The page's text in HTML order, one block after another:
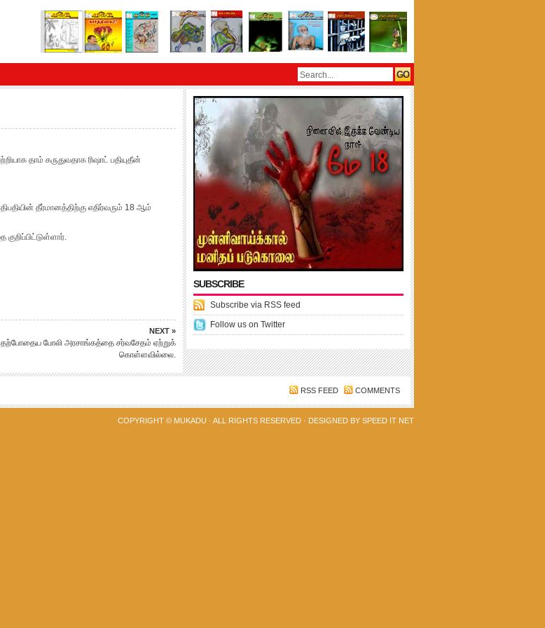
தாம் கருதுவதாக ரிஷாட் பதியுதீன்
தீர்மானத்திற்கு எதிர்வரும் 18 ஆம்
NEXT »
தற்போதைய போலி அரசாங்கத்தை சர்வசேதம் ஏற்றுக்
கொள்ளவில்லை.
SUBSCRIBE
Subscribe via RSS feed
Follow us on Twitter
RSS FEED COMMENTS
COPYRIGHT © MUKADU · ALL RIGHTS RESERVED · DESIGNED BY SPEED IT NET